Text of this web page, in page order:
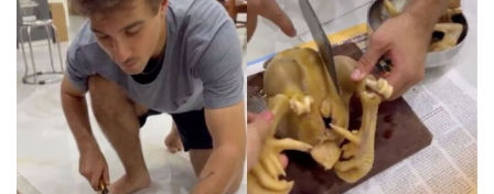
Sức khỏe
Dinh dưỡng - món ngon
Cây thuốc
Sản phụ khoa
Nhi khoa
Nam khoa
Làm đẹp - giảm cân
Đời sống
Nhà đẹp
Blog
Tình yêu - Gia đình